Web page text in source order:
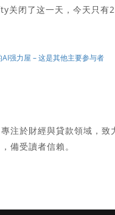
闭了这一天，今天只有
强力屋 – 这是其他主要参与者
注於財經與貸款領域，
備受讀者信賴。